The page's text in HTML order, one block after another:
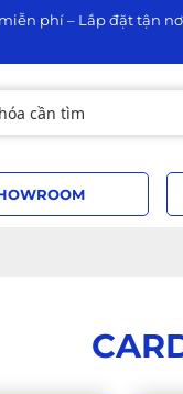
phí – Lắp đặt tận